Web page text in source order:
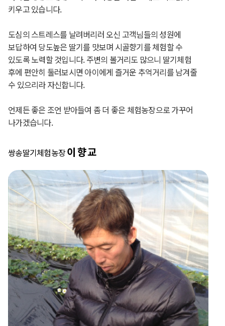
키우고 있습니다.
도심의 스트레스를 날려버리러 오신 고객님들의 성원에
보답하여 당도높은 딸기를 맛보며 시골향기를 체험할 수
있도록 노력할 것입니다. 주변의 볼거리도 많으니 딸기체험
후에 편안히 둘러보시면 아이에게 즐거운 추억거리를 남겨줄
수 있으리라 자신합니다.
언제든 좋은 조언 받아들여 좀 더 좋은 체험농장으로 가꾸어
나가겠습니다.
쌍송딸기체험농장이향교